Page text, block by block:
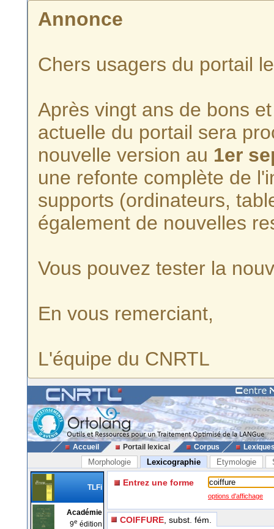
Annonce
Chers usagers du portail
Après vingt ans de bons
actuelle du portail sera
nouvelle version au 1er
une refonte complète de
supports (ordinateurs,
également de nouvelles
Vous pouvez tester la
En vous remerciant,
L'équipe du CNRTL
Accueil Portail lexical Corpus
Morphologie Lexicographie Etymologie
TLFi
Académie
9e édition
Entrez une forme
options d'affichage
COIFFURE , subst. fém.